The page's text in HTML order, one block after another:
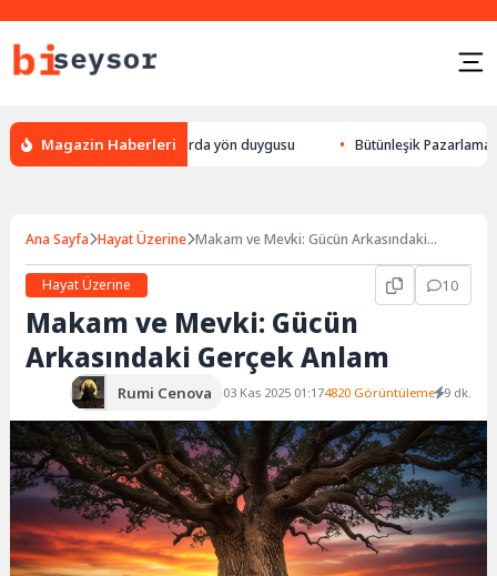
Magazin Haberleri
bulması, hayvanlarda yön duygusu Bütünleşik Pazarlama:
Ana Sayfa Hayat Üzerine Makam ve Mevki: Gücün Arkasındaki
Hayat Üzerine
10
Makam ve Mevki: Gücün
Arkasındaki Gerçek Anlam
Rumi Cenova 03 Kas 2025 01:174820 Görüntüleme 9 dk.